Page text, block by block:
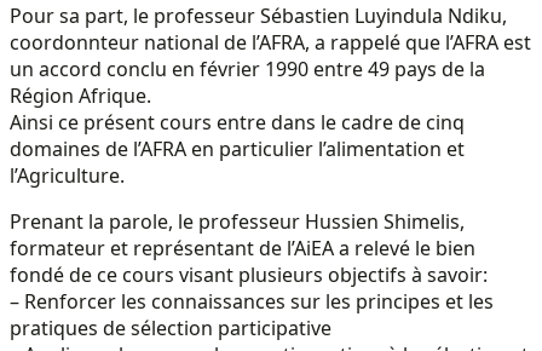
Pour sa part, le professeur Sébastien Luyindula Ndiku,
coordonnteur national de l’AFRA, a rappelé que l’AFRA est
un accord conclu en février 1990 entre 49 pays de la
Région Afrique.
Ainsi ce présent cours entre dans le cadre de cinq
domaines de l’AFRA en particulier l’alimentation et
l’Agriculture.
Prenant la parole, le professeur Hussien Shimelis,
formateur et représentant de l’AiEA a relevé le bien
fondé de ce cours visant plusieurs objectifs à savoir:
– Renforcer les connaissances sur les principes et les
pratiques de sélection participative